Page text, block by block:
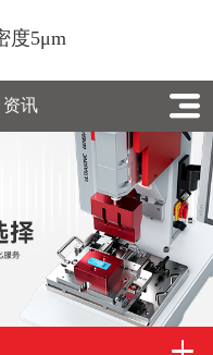
度5μm
资讯